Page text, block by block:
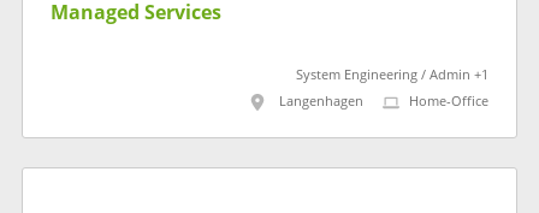
Managed Services
System Engineering / Admin +1
Langenhagen
Home-Office